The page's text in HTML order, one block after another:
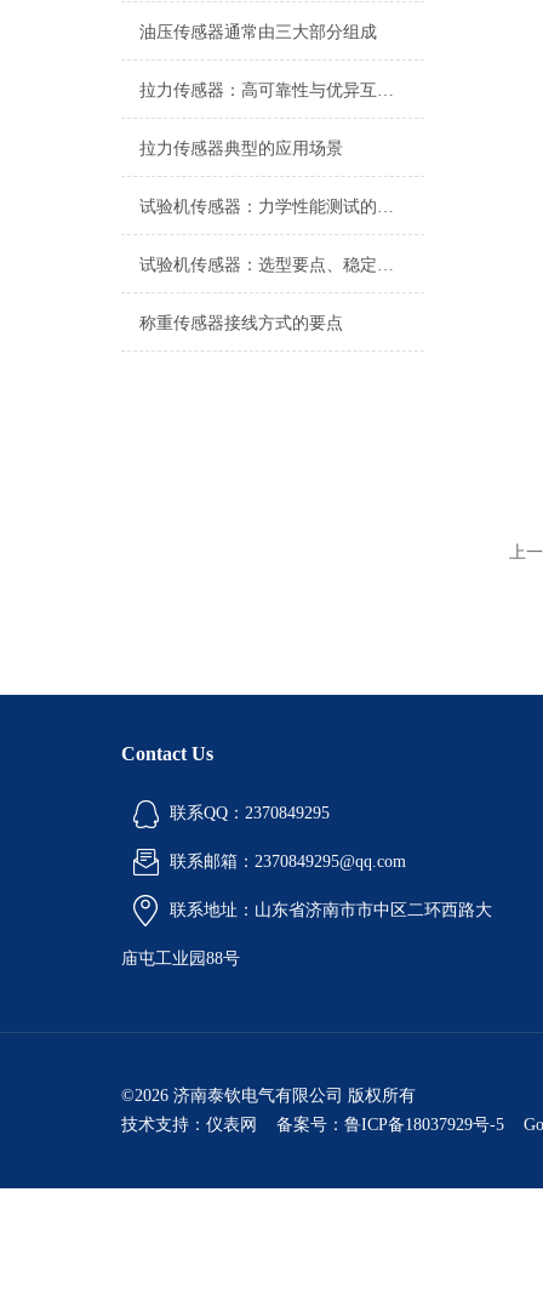
油压传感器通常由三大部分组成
拉力传感器：高可靠性与优异互换性的技术解析
拉力传感器典型的应用场景
试验机传感器：力学性能测试的核心组件解析
试验机传感器：选型要点、稳定性及分类详解
称重传感器接线方式的要点
上
Contact Us
联系QQ：2370849295
联系邮箱：2370849295@qq.com
联系地址：山东省济南市市中区二环西路大
庙屯工业园88号
©2026 济南泰钦电气有限公司 版权所有
技术支持： 仪表网 备案号：鲁ICP备18037929号-5